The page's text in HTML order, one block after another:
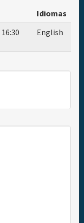
Idiomas
16:30
English